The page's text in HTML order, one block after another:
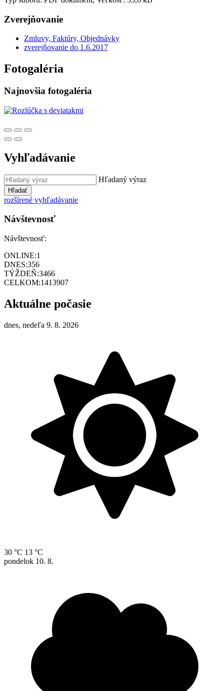
Zverejňovanie
Zmluvy, Faktúry, Objednávky
zverejňovanie do 1.6.2017
Fotogaléria
Najnovšia fotogaléria
Vyhľadávanie
Hľadaný výraz
Hľadať
rozšírené vyhľadávanie
Návštevnosť
Návštevnosť:
ONLINE:1
DNES:356
TÝŽDEŇ:3466
CELKOM:1413907
Aktuálne počasie
dnes, nedeľa 9. 8. 2026
30 °C 13 °C
pondelok 10. 8.